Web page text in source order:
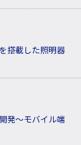
搭載した照明器
発～モバイル端